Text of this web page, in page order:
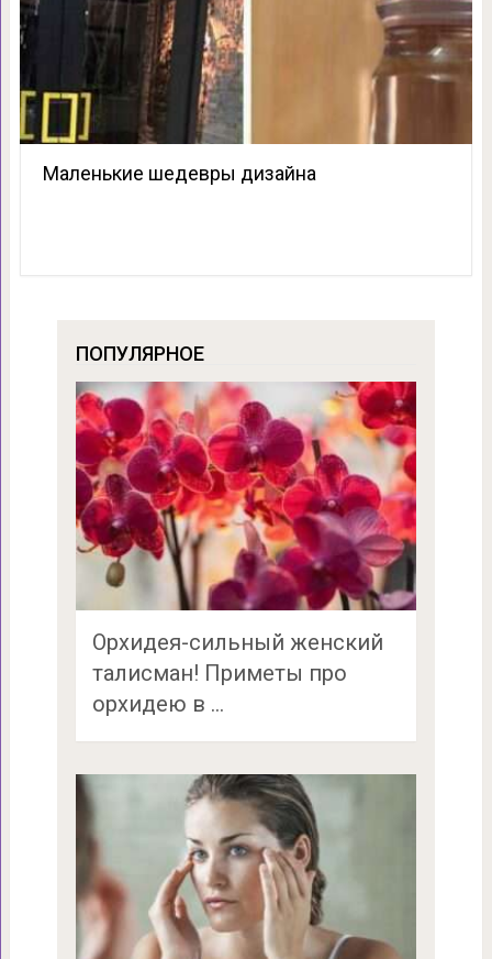
Маленькие шедевры дизайна
ПОПУЛЯРНОЕ
Орхидея-сильный женский
талисман! Приметы про
орхидею в …